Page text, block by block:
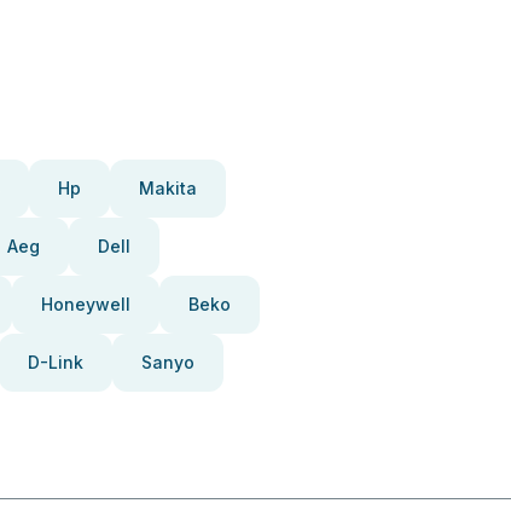
Hp Makita
Aeg Dell
Honeywell Beko
D-Link Sanyo